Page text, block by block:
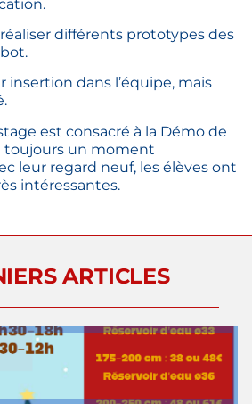
réaliser différents prototypes des
insertion dans l’équipe, mais
est consacré à la Démo de
toujours un moment
leur regard neuf, les élèves ont
intéressantes.
ARTICLES